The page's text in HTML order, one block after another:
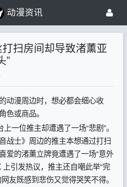
动漫资讯
打扫房间却导致渚薰亚
”
漫周边时，想必都会细心收
色或商品。
位推主却遭遇了一场“悲剧”。
战士》周边的推主本想通过打扫
爱的渚薰立牌竟遭遇了一场“意外
引发热议，推主还自嘲此举“完
友既感到悲伤又觉得哭笑不得。